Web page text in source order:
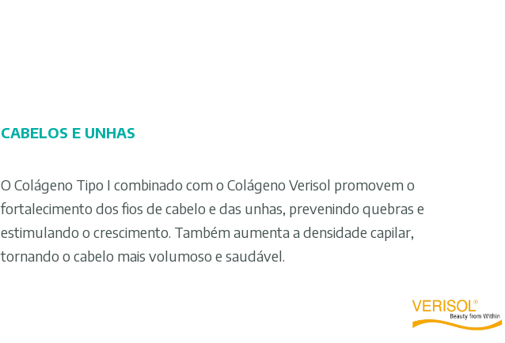
CABELOS E UNHAS
O Colágeno Tipo I combinado com o Colágeno Verisol promovem o
fortalecimento dos fios de cabelo e das unhas, prevenindo quebras e
estimulando o crescimento. Também aumenta a densidade capilar,
tornando o cabelo mais volumoso e saudável.